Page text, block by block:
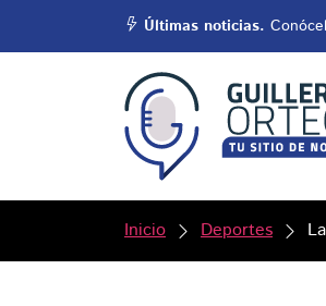
Últimas noticias.
Inicio Deportes